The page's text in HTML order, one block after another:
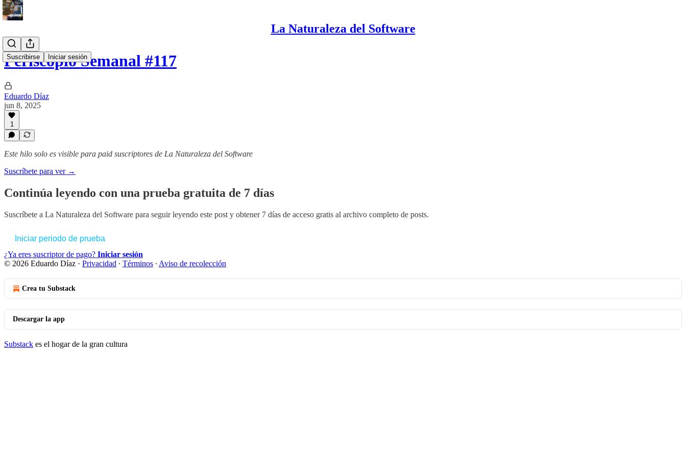
La Naturaleza del Software
Suscribirse Iniciar sesión
Periscopio Semanal #117
Eduardo Díaz
jun 8, 2025
1
Este hilo solo es visible para paid suscriptores de La Naturaleza del Software
Suscríbete para ver →
Continúa leyendo con una prueba gratuita de 7 días
Suscríbete a La Naturaleza del Software para seguir leyendo este post y obtener 7 días de acceso gratis al archivo completo de posts.
Iniciar periodo de prueba
¿Ya eres suscriptor de pago? Iniciar sesión
© 2026 Eduardo Díaz · Privacidad ∙ Términos ∙ Aviso de recolección
Crea tu Substack
Descargar la app
Substack es el hogar de la gran cultura